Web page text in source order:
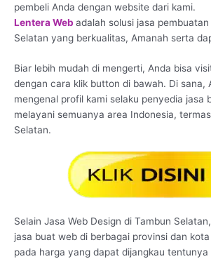
pembeli Anda dengan website dari kami.
Lentera Web adalah solusi jasa
Selatan yang berkualitas, Amanah serta
Biar lebih mudah di mengerti, Anda bisa
dengan cara klik button di bawah. Di sana,
mengenal profil kami selaku penyedia jasa
melayani semuanya area Indonesia,
Selatan.
Selain Jasa Web Design di Tambun
jasa buat web di berbagai provinsi dan
pada harga yang dapat dijangkau tentunya